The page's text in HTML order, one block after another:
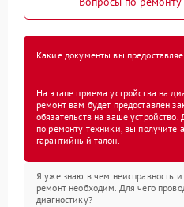
Какие документы вы
На этапе приема устройства на
ремонт вам будет предоставлен
обязательств на ваше
по ремонту техники, вы получите
гарантийный талон.
Я уже знаю в чем неисправность и
ремонт необходим. Для чего
диагностику?